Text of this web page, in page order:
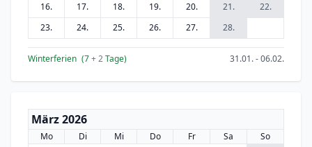
16.
17. 18. 19. 20. 21.
22.
23.
24. 25. 26. 27. 28.
Winterferien (7+ 2Tage) 31.01. - 06.02.
März 2026
Mo Di Mi Do Fr Sa
So